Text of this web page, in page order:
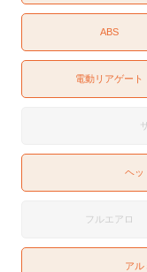
ABS
電動リアゲート
ヘッ
フルエアロ
アル